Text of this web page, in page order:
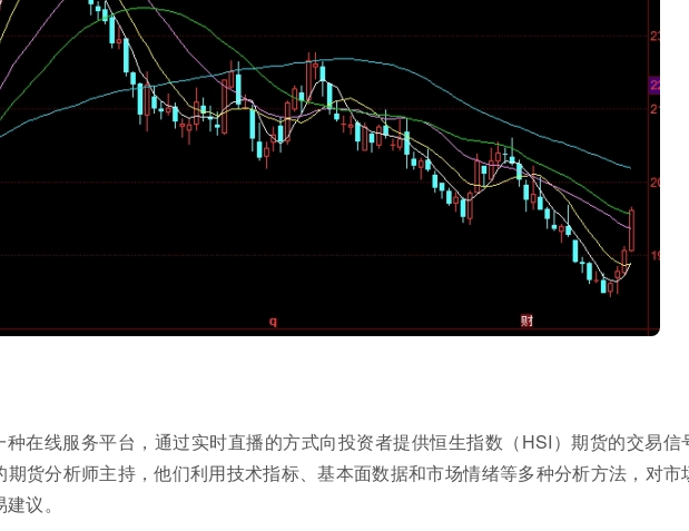
在线服务平台，通过实时直播的方式向投资者提供恒生指数（HSI）期货的交易信
货分析师主持，他们利用技术指标、基本面数据和市场情绪等多种分析方法，对市
议。